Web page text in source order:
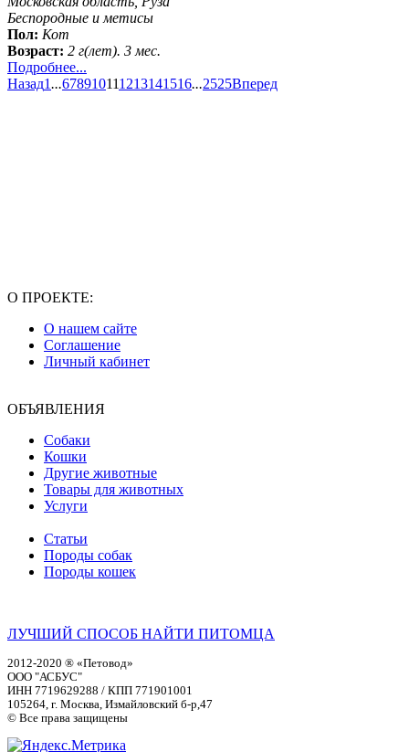
Беспородные и метисы
Пол: Кот
Возраст: 2 г(лет). 3 мес.
Подробнее...
Назад1...678910111213141516...2525Вперед
О ПРОЕКТЕ:
О нашем сайте
Соглашение
Личный кабинет
ОБЪЯВЛЕНИЯ
Собаки
Кошки
Другие животные
Товары для животных
Услуги
Статьи
Породы собак
Породы кошек
ЛУЧШИЙ СПОСОБ НАЙТИ ПИТОМЦА
2012-2020 ® «Петовод»
ООО "АСБУС"
ИНН 7719629288 / КПП 771901001
105264, г. Москва, Измайловский б-р,47
© Все права защищены